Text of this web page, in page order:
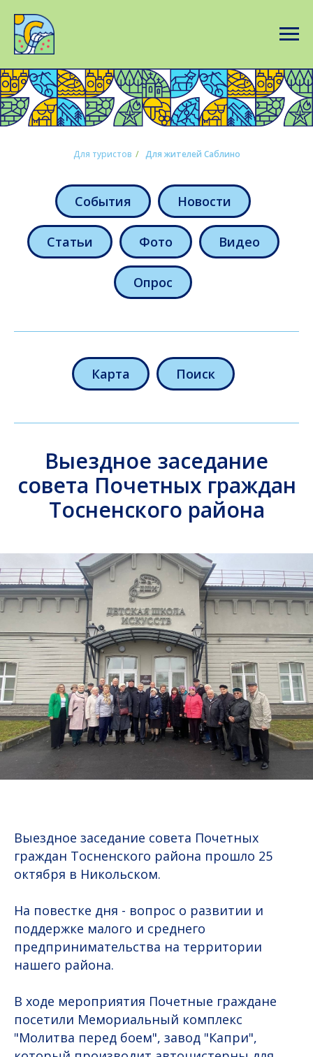
Для туристов / Для жителей Саблино
События Новости
Статьи Фото Видео
Опрос
Карта Поиск
Выездное заседание
совета Почетных граждан
Тосненского района
Выездное заседание совета Почетных
граждан Тосненского района прошло 25
октября в Никольском.
На повестке дня - вопрос о развитии и
поддержке малого и среднего
предпринимательства на территории
нашего района.
В ходе мероприятия Почетные граждане
посетили Мемориальный комплекс
"Молитва перед боем", завод "Капри",